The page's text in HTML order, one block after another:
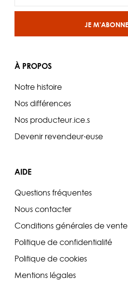
À PROPOS
Notre histoire
Nos différences
Nos producteur.ice.s
Devenir revendeur·euse
AIDE
Questions fréquentes
Nous contacter
Conditions générales de vente
Politique de confidentialité
Politique de cookies
Mentions légales